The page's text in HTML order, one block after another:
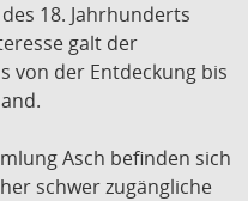
18. Jahrhunderts
galt der
von der Entdeckung bis
Asch befinden sich
schwer zugängliche